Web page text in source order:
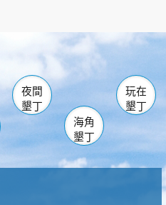
南仁湖
佳樂水
森林遊樂區
墾管處遊客中心
社頂公園 風吹沙
船帆石 龍磐公園
香蕉灣
砂島
鵝鑾鼻
夜間
墾丁
海角
墾丁
玩在
墾丁